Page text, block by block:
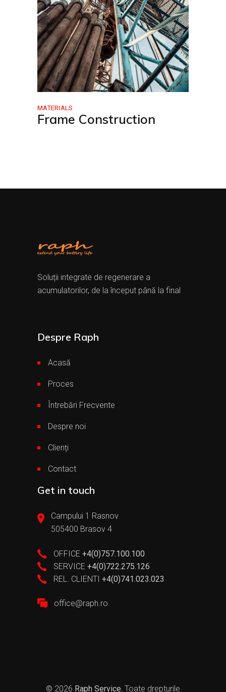
MATERIALS
Frame Construction
Soluții integrate de regenerare a
acumulatorilor, de la început până la final
Despre Raph
Acasă
Proces
Întrebări Frecvente
Despre noi
Clienți
Contact
Get in touch
Campului 1 Rasnov
505400 Brasov 4
OFFICE +4(0)757.100.100
SERVICE +4(0)722.275.126
REL. CLIENTI +4(0)741.023.023
office@raph.ro
© 2026 Raph Service. Toate drepturile